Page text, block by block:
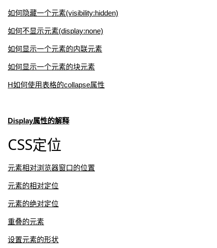
如何隐藏一个元素(visibility:hidden)
如何不显示元素(display:none)
如何显示一个元素的内联元素
如何显示一个元素的块元素
H如何使用表格的collapse属性
Display属性的解释
CSS定位
元素相对浏览器窗口的位置
元素的相对定位
元素的绝对定位
重叠的元素
设置元素的形状